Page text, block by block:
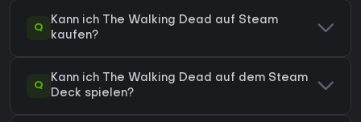
Q
Kann ich The Walking Dead auf Steam
kaufen?
Q
Kann ich The Walking Dead auf dem Steam
Deck spielen?